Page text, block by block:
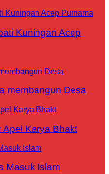
Kuningan Acep
membangun Desa
Apel Karya Bhakt
Masuk Islam